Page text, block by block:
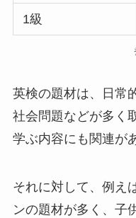
1級
英検の題材は、日常
社会問題などが多く
学ぶ内容にも関連が
それに対して、例え
ンの題材が多く、子